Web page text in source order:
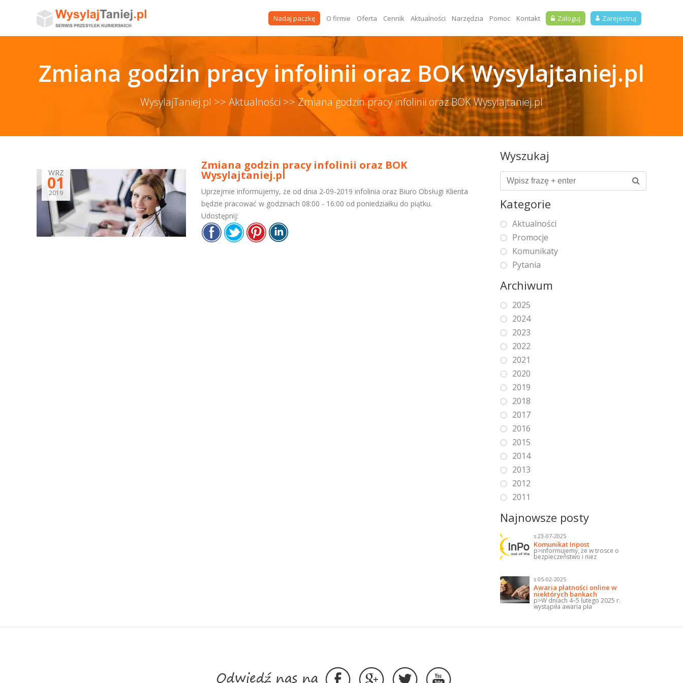
Zaloguj Zarejestruj
Nadaj paczkę O firmie Oferta Cennik Aktualności Narzędzia Pomoc Kontakt
Zmiana godzin pracy infolinii oraz BOK Wysylajtaniej.pl
WysylajTaniej.pl >> Aktualności >>Zmiana godzin pracy infolinii oraz BOK Wysylajtaniej.pl
WRZ
01
2019
Zmiana godzin pracy infolinii oraz BOK
Wysylajtaniej.pl
Uprzejmie informujemy, że od dnia 2-09-2019 infolinia oraz Biuro Obsługi Klienta
będzie pracować w godzinach 08:00 - 16:00 od poniedziałku do piątku.
Udostępnij:
Wyszukaj
Kategorie
Aktualności
Promocje
Komunikaty
Pytania
Archiwum
2025
2024
2023
2022
2021
2020
2019
2018
2017
2016
2015
2014
2013
2012
2011
Najnowsze posty
s 23-07-2025
Komunikat Inpost
p>informujemy, że w trosce o
bezpieczeństwo i niez
s 05-02-2025
Awaria płatności online w
niektórych bankach
p>W dniach 4–5 lutego 2025 r.
wystąpiła awaria pła